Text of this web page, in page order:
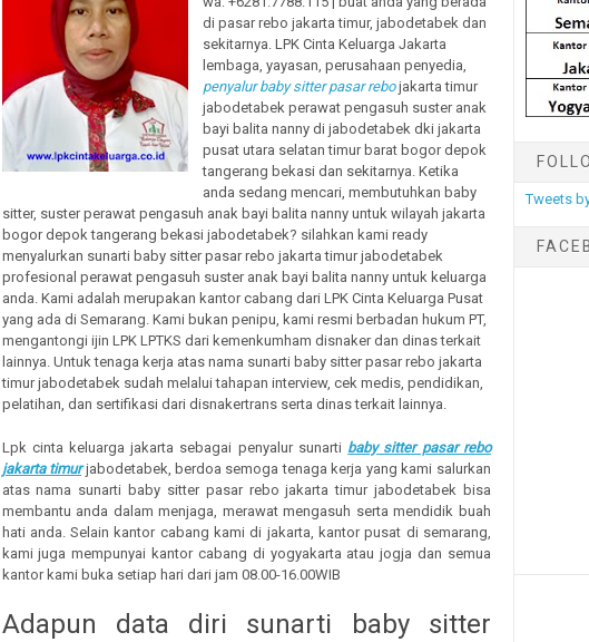
di pasar rebo jakarta timur, jabodetabek dan
sekitarnya. LPK Cinta Keluarga Jakarta
lembaga, yayasan, perusahaan penyedia,
penyalur baby sitter pasar rebojakarta timur
jabodetabek perawat pengasuh suster anak
bayi balita nanny di jabodetabek dki jakarta
pusat utara selatan timur barat bogor depok
tangerang bekasi dan sekitarnya. Ketika
anda sedang mencari, membutuhkan baby
sitter, suster perawat pengasuh anak bayi balita nanny untuk wilayah jakarta
bogor depok tangerang bekasi jabodetabek? silahkan kami ready
menyalurkan sunarti baby sitter pasar rebo jakarta timur jabodetabek
profesional perawat pengasuh suster anak bayi balita nanny untuk keluarga
anda. Kami adalah merupakan kantor cabang dari LPK Cinta Keluarga Pusat
yang ada di Semarang. Kami bukan penipu, kami resmi berbadan hukum PT,
mengantongi ijin LPK LPTKS dari kemenkumham disnaker dan dinas terkait
lainnya. Untuk tenaga kerja atas nama sunarti baby sitter pasar rebo jakarta
timur jabodetabek sudah melalui tahapan interview, cek medis, pendidikan,
pelatihan, dan sertifikasi dari disnakertrans serta dinas terkait lainnya.
Lpk cinta keluarga jakarta sebagai penyalur sunarti baby sitter pasar rebo
jakarta timurjabodetabek, berdoa semoga tenaga kerja yang kami salurkan
atas nama sunarti baby sitter pasar rebo jakarta timur jabodetabek bisa
membantu anda dalam menjaga, merawat mengasuh serta mendidik buah
hati anda. Selain kantor cabang kami di jakarta, kantor pusat di semarang,
kami juga mempunyai kantor cabang di yogyakarta atau jogja dan semua
kantor kami buka setiap hari dari jam 08.00-16.00WIB
Adapun data diri sunarti baby sitter
Tweets